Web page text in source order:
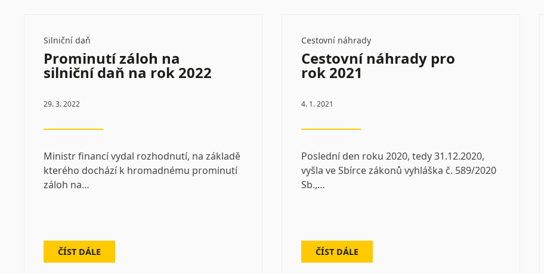
Silniční daň
Prominutí záloh na
silniční daň na rok 2022
29. 3. 2022
Ministr financí vydal rozhodnutí, na základě
kterého dochází k hromadnému prominutí
záloh na…
ČÍST DÁLE
Cestovní náhrady
Cestovní náhrady pro
rok 2021
4. 1. 2021
Poslední den roku 2020, tedy 31.12.2020,
vyšla ve Sbírce zákonů vyhláška č. 589/2020
Sb.,…
ČÍST DÁLE